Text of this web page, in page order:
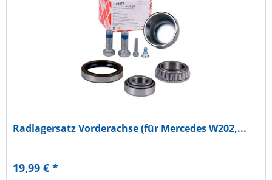
Radlagersatz Vorderachse (für Mercedes W202,...
19,99 € *